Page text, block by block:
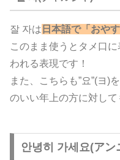
잘 자は 日本語で「おや
このまま使うとタメ口
われる表現です！
また、こちらも”요”(ヨ)
のいい年上の方に対して
안녕히 가세요(アン